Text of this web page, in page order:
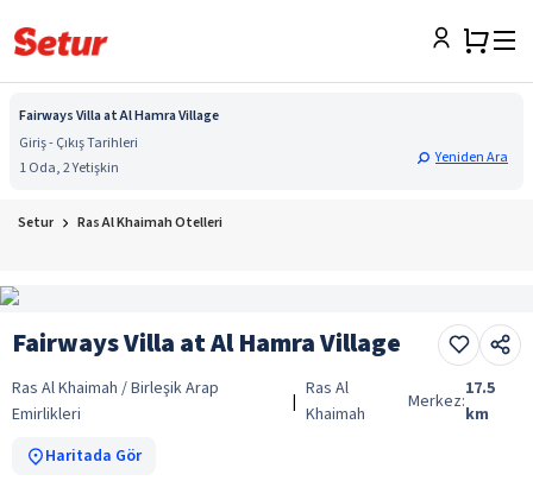
Fairways Villa at Al Hamra Village
Giriş - Çıkış Tarihleri
1 Oda, 2 Yetişkin
Yeniden Ara
Setur Ras Al Khaimah Otelleri
Fairways Villa at Al Hamra Village
Ras Al Khaimah / Birleşik Arap
Emirlikleri
|
Ras Al
Khaimah
Merkez:
17.5
km
Haritada Gör